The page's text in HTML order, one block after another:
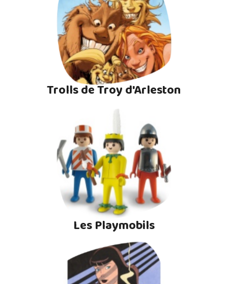
Trolls de Troy d'Arleston
Les Playmobils